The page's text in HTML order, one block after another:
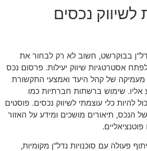
נכסים
בבוקרשט, חשוב לא רק לבחור את
אסטרטגיות שיווק יעילות. פרסום נכס
של קהל היעד ואמצעי התקשורת
אליו. שימוש ברשתות חברתיות כמו
להיות כלי עוצמתי לשיווק נכסים. פוסטים
הנכס, תיאורים מושכים ומידע על האזור
פעולה עם סוכנויות נדל"ן מקומיות,